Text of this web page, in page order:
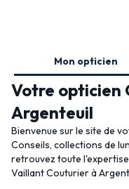
Mon opticien
Votre opticien
Argenteuil
Bienvenue sur le site de
Conseils, collections de
retrouvez toute
Vaillant Couturier à